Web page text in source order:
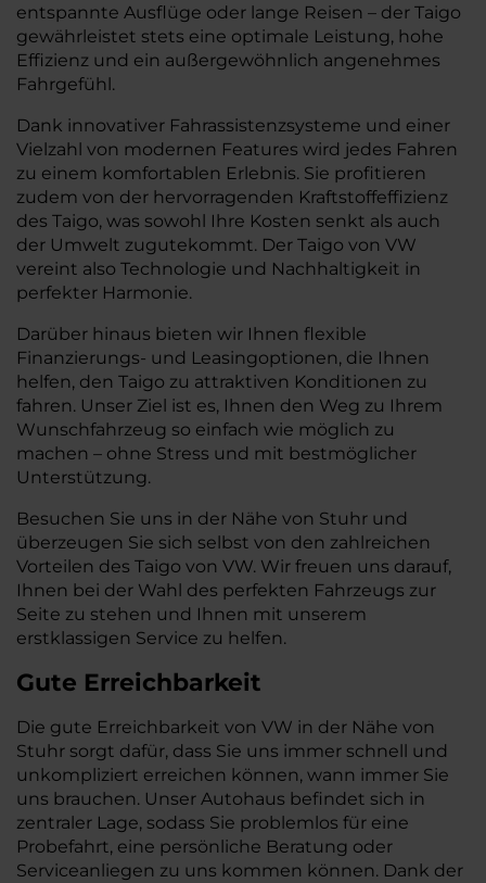
entspannte Ausflüge oder lange Reisen – der Taigo
gewährleistet stets eine optimale Leistung, hohe
Effizienz und ein außergewöhnlich angenehmes
Fahrgefühl.
Dank innovativer Fahrassistenzsysteme und einer
Vielzahl von modernen Features wird jedes Fahren
zu einem komfortablen Erlebnis. Sie profitieren
zudem von der hervorragenden Kraftstoffeffizienz
des Taigo, was sowohl Ihre Kosten senkt als auch
der Umwelt zugutekommt. Der Taigo von VW
vereint also Technologie und Nachhaltigkeit in
perfekter Harmonie.
Darüber hinaus bieten wir Ihnen flexible
Finanzierungs- und Leasingoptionen, die Ihnen
helfen, den Taigo zu attraktiven Konditionen zu
fahren. Unser Ziel ist es, Ihnen den Weg zu Ihrem
Wunschfahrzeug so einfach wie möglich zu
machen – ohne Stress und mit bestmöglicher
Unterstützung.
Besuchen Sie uns in der Nähe von Stuhr und
überzeugen Sie sich selbst von den zahlreichen
Vorteilen des Taigo von VW. Wir freuen uns darauf,
Ihnen bei der Wahl des perfekten Fahrzeugs zur
Seite zu stehen und Ihnen mit unserem
erstklassigen Service zu helfen.
Gute Erreichbarkeit
Die gute Erreichbarkeit von VW in der Nähe von
Stuhr sorgt dafür, dass Sie uns immer schnell und
unkompliziert erreichen können, wann immer Sie
uns brauchen. Unser Autohaus befindet sich in
zentraler Lage, sodass Sie problemlos für eine
Probefahrt, eine persönliche Beratung oder
Serviceanliegen zu uns kommen können. Dank der